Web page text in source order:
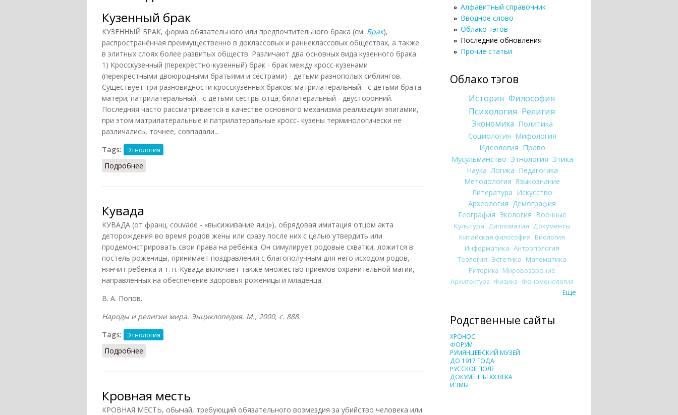
Кузенный брак
КУЗЕННЫЙ БРАК, форма обязательного или предпочтительного брака (см. Брак),
распространённая преимущественно в доклассовых и раннеклассовых обществах, а также
в элитных слоях более развитых обществ. Различают два основных вида кузенного брака.
1) Кросскузенный (перекрёстно-кузенный) брак - брак между кросс-кузенами
(перекрёстными двоюродными братьями и сёстрами) - детьми разнополых сиблингов.
Существует три разновидности кросскузенных браков: матрилатеральный - с детьми брата
матери; патрилатеральный - с детьми сестры отца; билатеральный - двусторонний.
Последняя часто рассматривается в качестве основного механизма реализации эпигамии,
при этом матрилатеральные и патрилатеральные кросс- кузены терминологически не
различались, точнее, совпадали...
Tags:
Этнология
Подробнее
Кувада
КУВАДА (от франц. couvade - «высиживание яиц»), обрядовая имитация отцом акта
деторождения во время родов жены или сразу после них с целью утвердить или
продемонстрировать свои права на ребёнка. Он симулирует родовые схватки, ложится в
постель роженицы, принимает поздравления с благополучным для него исходом родов,
нянчит ребёнка и т. п. Кувада включает также множество приёмов охранительной магии,
направленных на обеспечение здоровья роженицы и младенца.
В. А. Попов.
Народы и религии мира. Энциклопедия. М., 2000, с. 888.
Tags:
Этнология
Подробнее
Кровная месть
КРОВНАЯ МЕСТЬ, обычай, требующий обязательного возмездия за убийство человека или
Алфавитный справочник
Вводное слово
Облако тэгов
Последние обновления
Прочие статьи
Облако тэгов
История Философия
Психология Религия
Экономика Политика
Социология Мифология
Идеология Право
Мусульманство Этнология Этика
Наука Логика Педагогика
Методология Языкознание
Литература Искусство
Археология Демография
География Экология Военные
Культура Дипломатия Документы
Китайская философия Биология
Информатика Антропология
Теология Эстетика Математика
Риторика Мировоззрение
Архитектура Физика Феноменология
Еще
Родственные сайты
ХРОНОС
ФОРУМ
РУМЯНЦЕВСКИЙ МУЗЕЙ
ДО 1917 ГОДА
РУССКОЕ ПОЛЕ
ДОКУМЕНТЫ XX ВЕКА
ИЗМЫ